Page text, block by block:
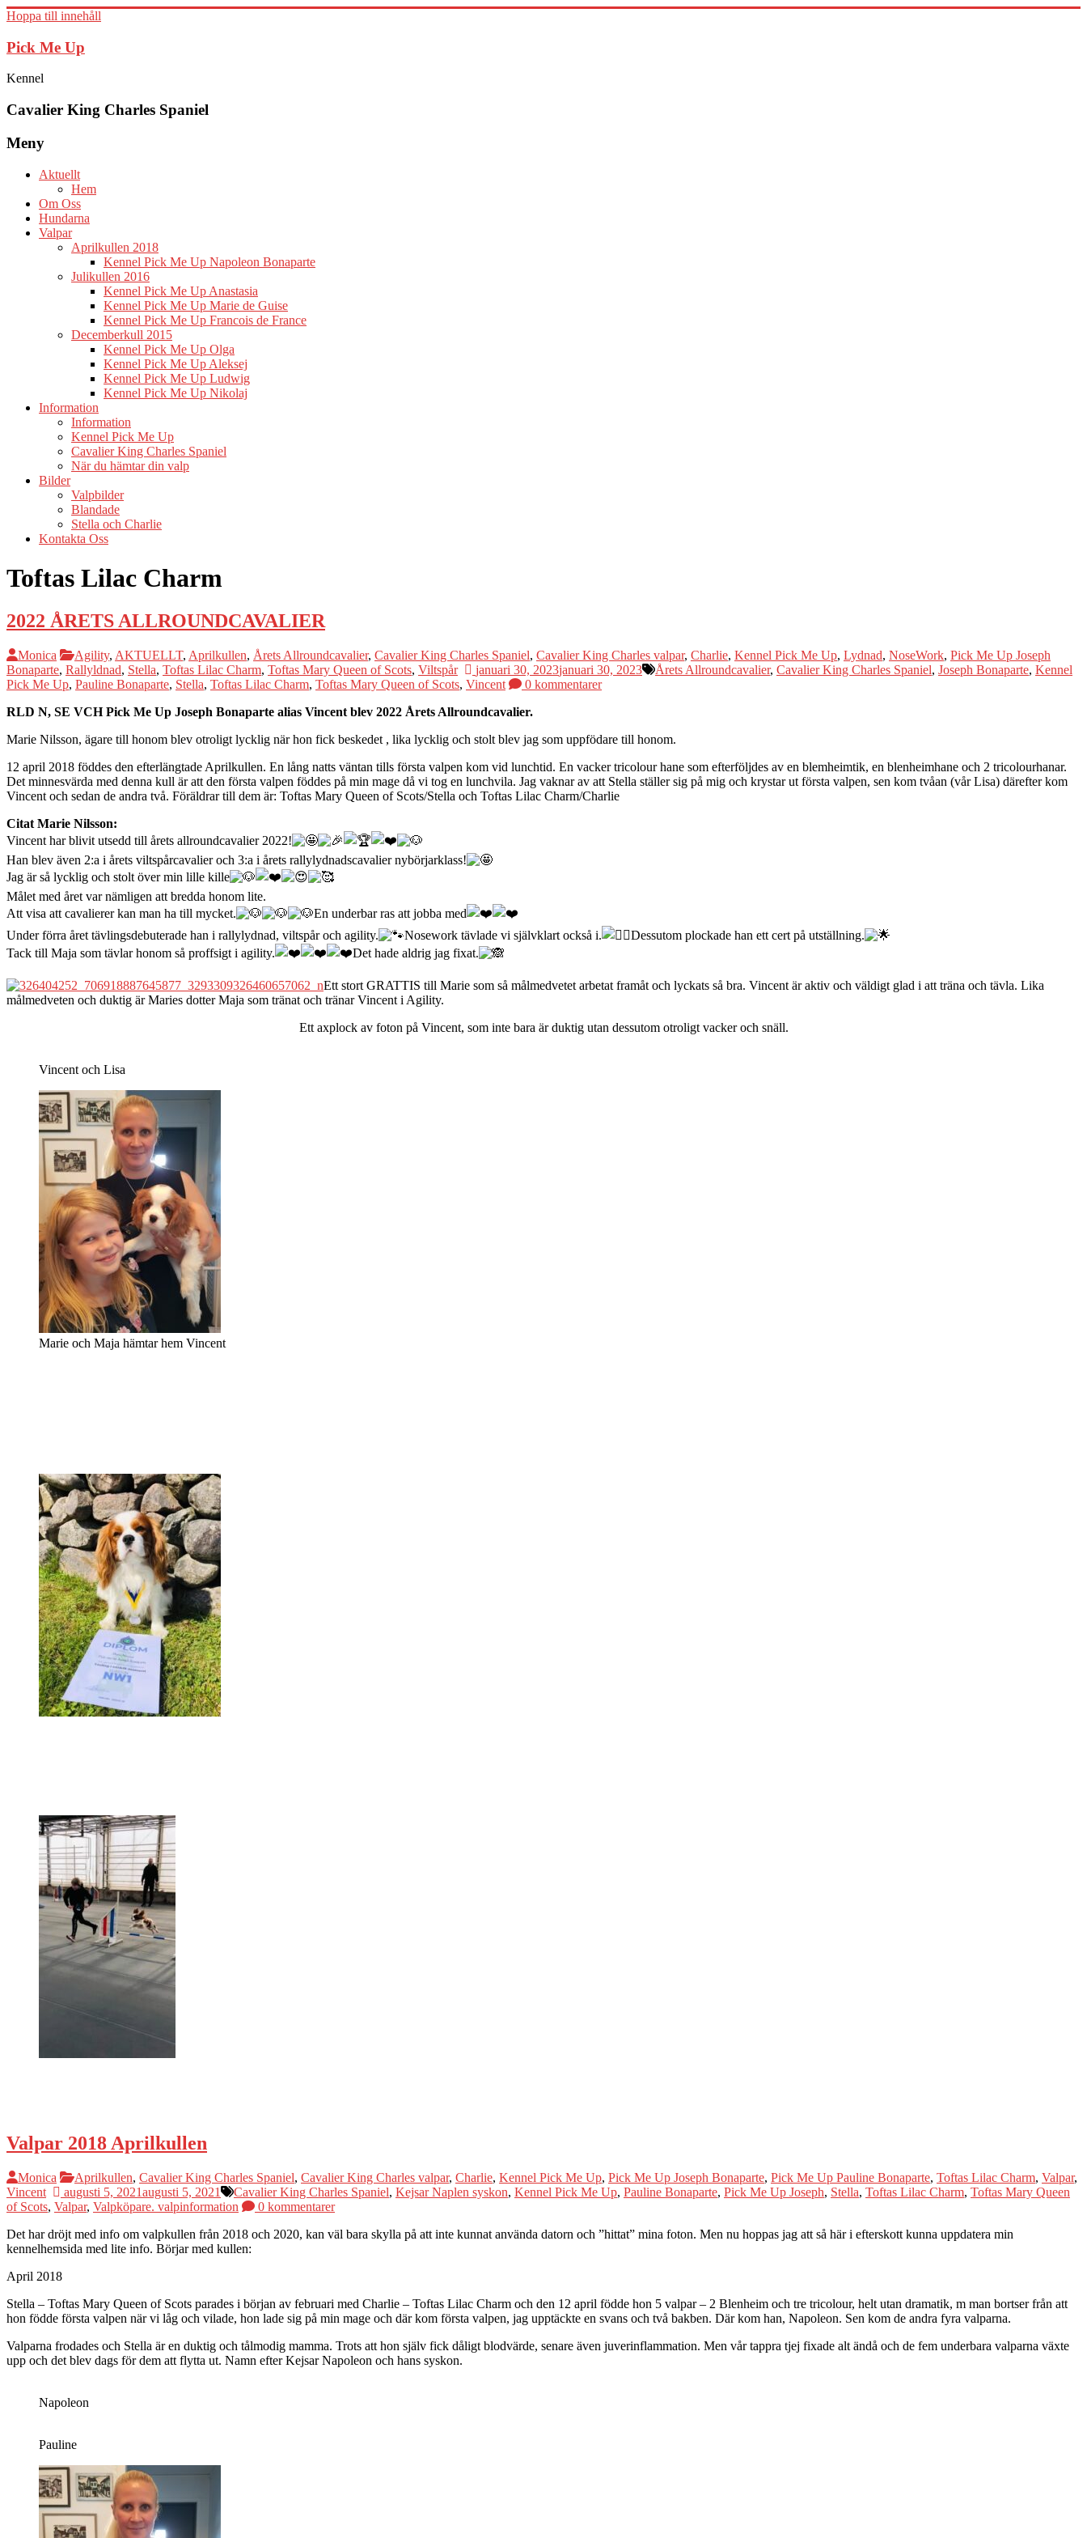
Hoppa till innehåll
Pick Me Up
Kennel
Cavalier King Charles Spaniel
Meny
Aktuellt
Hem
Om Oss
Hundarna
Valpar
Aprilkullen 2018
Kennel Pick Me Up Napoleon Bonaparte
Julikullen 2016
Kennel Pick Me Up Anastasia
Kennel Pick Me Up Marie de Guise
Kennel Pick Me Up Francois de France
Decemberkull 2015
Kennel Pick Me Up Olga
Kennel Pick Me Up Aleksej
Kennel Pick Me Up Ludwig
Kennel Pick Me Up Nikolaj
Information
Information
Kennel Pick Me Up
Cavalier King Charles Spaniel
När du hämtar din valp
Bilder
Valpbilder
Blandade
Stella och Charlie
Kontakta Oss
Toftas Lilac Charm
2022 ÅRETS ALLROUNDCAVALIER
Monica Agility, AKTUELLT, Aprilkullen, Årets Allroundcavalier, Cavalier King Charles Spaniel, Cavalier King Charles valpar, Charlie, Kennel Pick Me Up, Lydnad, NoseWork, Pick Me Up Joseph
Bonaparte, Rallyldnad, Stella, Toftas Lilac Charm, Toftas Mary Queen of Scots, Viltspår januari 30, 2023januari 30, 2023 Årets Allroundcavalier, Cavalier King Charles Spaniel, Joseph Bonaparte, Kennel
Pick Me Up, Pauline Bonaparte, Stella, Toftas Lilac Charm, Toftas Mary Queen of Scots, Vincent
0 kommentarer
RLD N, SE VCH Pick Me Up Joseph Bonaparte alias Vincent blev 2022 Årets Allroundcavalier.
Marie Nilsson, ägare till honom blev otroligt lycklig när hon fick beskedet , lika lycklig och stolt blev jag som uppfödare till honom.
12 april 2018 föddes den efterlängtade Aprilkullen. En lång natts väntan tills första valpen kom vid lunchtid. En vacker tricolour hane som efterföljdes av en blemheimtik, en blenheimhane och 2 tricolourhanar.
Det minnesvärda med denna kull är att den första valpen föddes på min mage då vi tog en lunchvila. Jag vaknar av att Stella ställer sig på mig och krystar ut första valpen, sen kom tvåan (vår Lisa) därefter kom
Vincent och sedan de andra två. Föräldrar till dem är: Toftas Mary Queen of Scots/Stella och Toftas Lilac Charm/Charlie
Citat Marie Nilsson:
Vincent har blivit utsedd till årets allroundcavalier 2022!
Han blev även 2:a i årets viltspårcavalier och 3:a i årets rallylydnadscavalier nybörjarklass!
Jag är så lycklig och stolt över min lille kille
Målet med året var nämligen att bredda honom lite.
Att visa att cavalierer kan man ha till mycket.
En underbar ras att jobba med
Under förra året tävlingsdebuterade han i rallylydnad, viltspår och agility.
Nosework tävlade vi självklart också i.
Dessutom plockade han ett cert på utställning.
Tack till Maja som tävlar honom så proffsigt i agility.
Det hade aldrig jag fixat.
Ett stort GRATTIS till Marie som så målmedvetet arbetat framåt och lyckats så bra. Vincent är aktiv och väldigt glad i att träna och tävla. Lika
målmedveten och duktig är Maries dotter Maja som tränat och tränar Vincent i Agility.
Ett axplock av foton på Vincent, som inte bara är duktig utan dessutom otroligt vacker och snäll.
Vincent och Lisa
Marie och Maja hämtar hem Vincent
Valpar 2018 Aprilkullen
Monica Aprilkullen, Cavalier King Charles Spaniel, Cavalier King Charles valpar, Charlie, Kennel Pick Me Up, Pick Me Up Joseph Bonaparte, Pick Me Up Pauline Bonaparte, Toftas Lilac Charm, Valpar,
Vincent
augusti 5, 2021augusti 5, 2021 Cavalier King Charles Spaniel, Kejsar Naplen syskon, Kennel Pick Me Up, Pauline Bonaparte, Pick Me Up Joseph, Stella, Toftas Lilac Charm, Toftas Mary Queen
of Scots, Valpar, Valpköpare. valpinformation
0 kommentarer
Det har dröjt med info om valpkullen från 2018 och 2020, kan väl bara skylla på att inte kunnat använda datorn och ”hittat” mina foton. Men nu hoppas jag att så här i efterskott kunna uppdatera min
kennelhemsida med lite info. Börjar med kullen:
April 2018
Stella – Toftas Mary Queen of Scots parades i början av februari med Charlie – Toftas Lilac Charm och den 12 april födde hon 5 valpar – 2 Blenheim och tre tricolour, helt utan dramatik, m man bortser från att
hon födde första valpen när vi låg och vilade, hon lade sig på min mage och där kom första valpen, jag upptäckte en svans och två bakben. Där kom han, Napoleon. Sen kom de andra fyra valparna.
Valparna frodades och Stella är en duktig och tålmodig mamma. Trots att hon själv fick dåligt blodvärde, senare även juverinflammation. Men vår tappra tjej fixade alt ändå och de fem underbara valparna växte
upp och det blev dags för dem att flytta ut. Namn efter Kejsar Napoleon och hans syskon.
Napoleon
Pauline